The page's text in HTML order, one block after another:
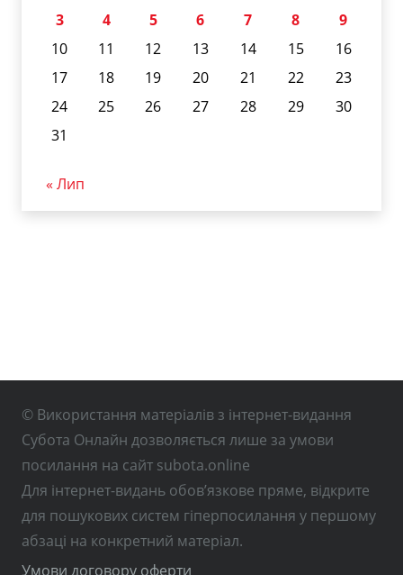
3
4 5 6 7 8
9
10
11 12 13 14 15
16
17
18 19 20 21 22
23
24
25 26 27 28 29
30
31
« Лип
© Використання матеріалів з інтернет-видання
Субота Онлайн дозволяється лише за умови
посилання на сайт subota.online
Для інтернет-видань обов’язкове пряме, відкрите
для пошукових систем гіперпосилання у першому
абзаці на конкретний матеріал.
Умови договору оферти